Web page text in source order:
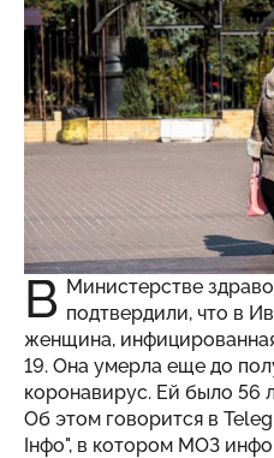
В Министерстве
подтвердили, что в
женщина,
19. Она умерла еще до
коронавирус. Ей было 56
Об этом говорится в
Інфо", в котором МОЗ